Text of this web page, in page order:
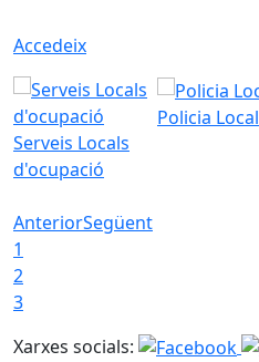
Accedeix
Serveis Locals
d'ocupació
Policia Local
AnteriorSegüent
1
2
3
Xarxes socials: